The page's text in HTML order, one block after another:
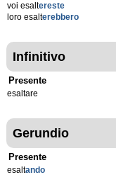
voi esaltereste
loro esalterebbero
Infinitivo
Presente
esaltare
Gerundio
Presente
esaltando